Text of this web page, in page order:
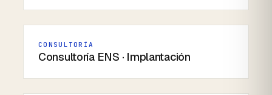
CONSULTORÍA
Consultoría ENS · Implantación